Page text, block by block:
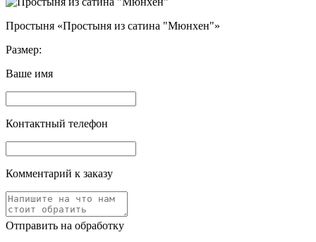
Простыня «Простыня из сатина "Мюнхен"»
Размер:
Ваше имя
Контактный телефон
Комментарий к заказу
Отправить на обработку